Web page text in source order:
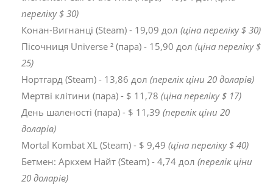
переліку $ 30)
Конан-Вигнанці (Steam) - 19,09 дол (ціна переліку $ 30)
Пісочниця Universe ² (пара) - 15,90 дол (ціна переліку $
25)
Нортгард (Steam) - 13,86 дол (перелік ціни 20 доларів)
Мертві клітини (пара) - $ 11,78 (ціна переліку $ 17)
День шаленості (пара) - $ 11,39 (перелік ціни 20
доларів)
Mortal Kombat XL (Steam) - $ 9,49 (ціна переліку $ 40)
Бетмен: Аркхем Найт (Steam) - 4,74 дол (перелік ціни
20 доларів)